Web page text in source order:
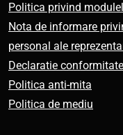
Politica privind
Nota de informare
personal ale
Declaratie
Politica anti-mita
Politica de mediu